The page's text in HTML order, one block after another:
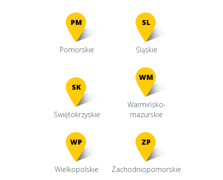
PM
Pomorskie
SL
Śląskie
SK
Świętokrzyskie
WM
Warmińsko-
mazurskie
WP
Wielkopolskie
ZP
Zachodniopomorskie